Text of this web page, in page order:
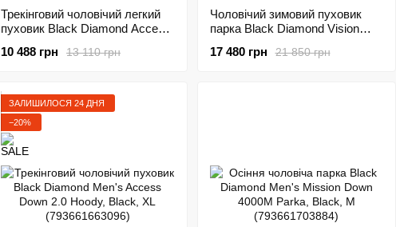
Трекінговий чоловічий легкий
пуховик Black Diamond Access
746080.7006-S)13 110 грн
10 488 грн
Чоловічий зимовий пуховик
парка Black Diamond Vision
746120.6019-M)21 850 грн
17 480 грн
ЗАЛИШИЛОСЯ 24 ДНЯ
−20%